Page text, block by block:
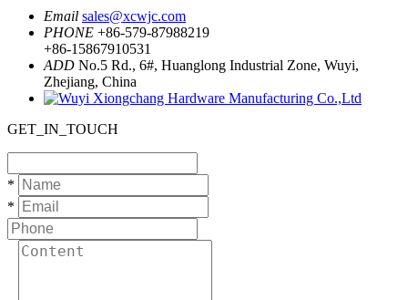
Email sales@xcwjc.com
PHONE +86-579-87988219
+86-15867910531
ADD No.5 Rd., 6#, Huanglong Industrial Zone, Wuyi,
Zhejiang, China
GET_IN_TOUCH
*
*